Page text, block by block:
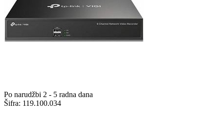
Po narudžbi 2 - 5 radna dana
Šifra: 119.100.034